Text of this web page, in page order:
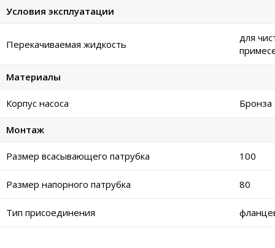
Условия эксплуатации
Перекачиваемая жидкость
для
Материалы
Корпус насоса Бронза
Монтаж
Размер всасывающего патрубка 100
Размер напорного патрубка 80
Тип присоединения